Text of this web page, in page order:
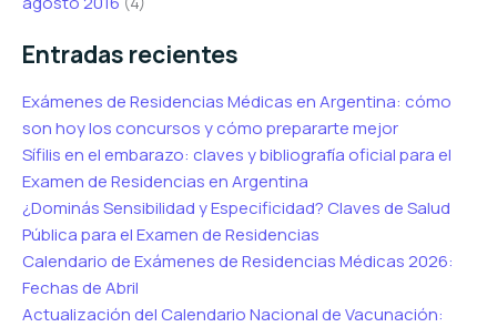
Entradas recientes
Exámenes de Residencias Médicas en Argentina: cómo
son hoy los concursos y cómo prepararte mejor
Sífilis en el embarazo: claves y bibliografía oficial para el
Examen de Residencias en Argentina
¿Dominás Sensibilidad y Especificidad? Claves de Salud
Pública para el Examen de Residencias
Calendario de Exámenes de Residencias Médicas 2026:
Fechas de Abril
Actualización del Calendario Nacional de Vacunación: